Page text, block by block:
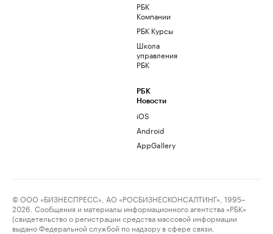
РБК
Компании
РБК Курсы
Школа
управления
РБК
РБК
Новости
iOS
Android
AppGallery
© ООО «БИЗНЕСПРЕСС», АО «РОСБИЗНЕСКОНСАЛТИНГ», 1995–
2026. Сообщения и материалы информационного агентства «РБК»
(свидетельство о регистрации средства массовой информации
выдано Федеральной службой по надзору в сфере связи,